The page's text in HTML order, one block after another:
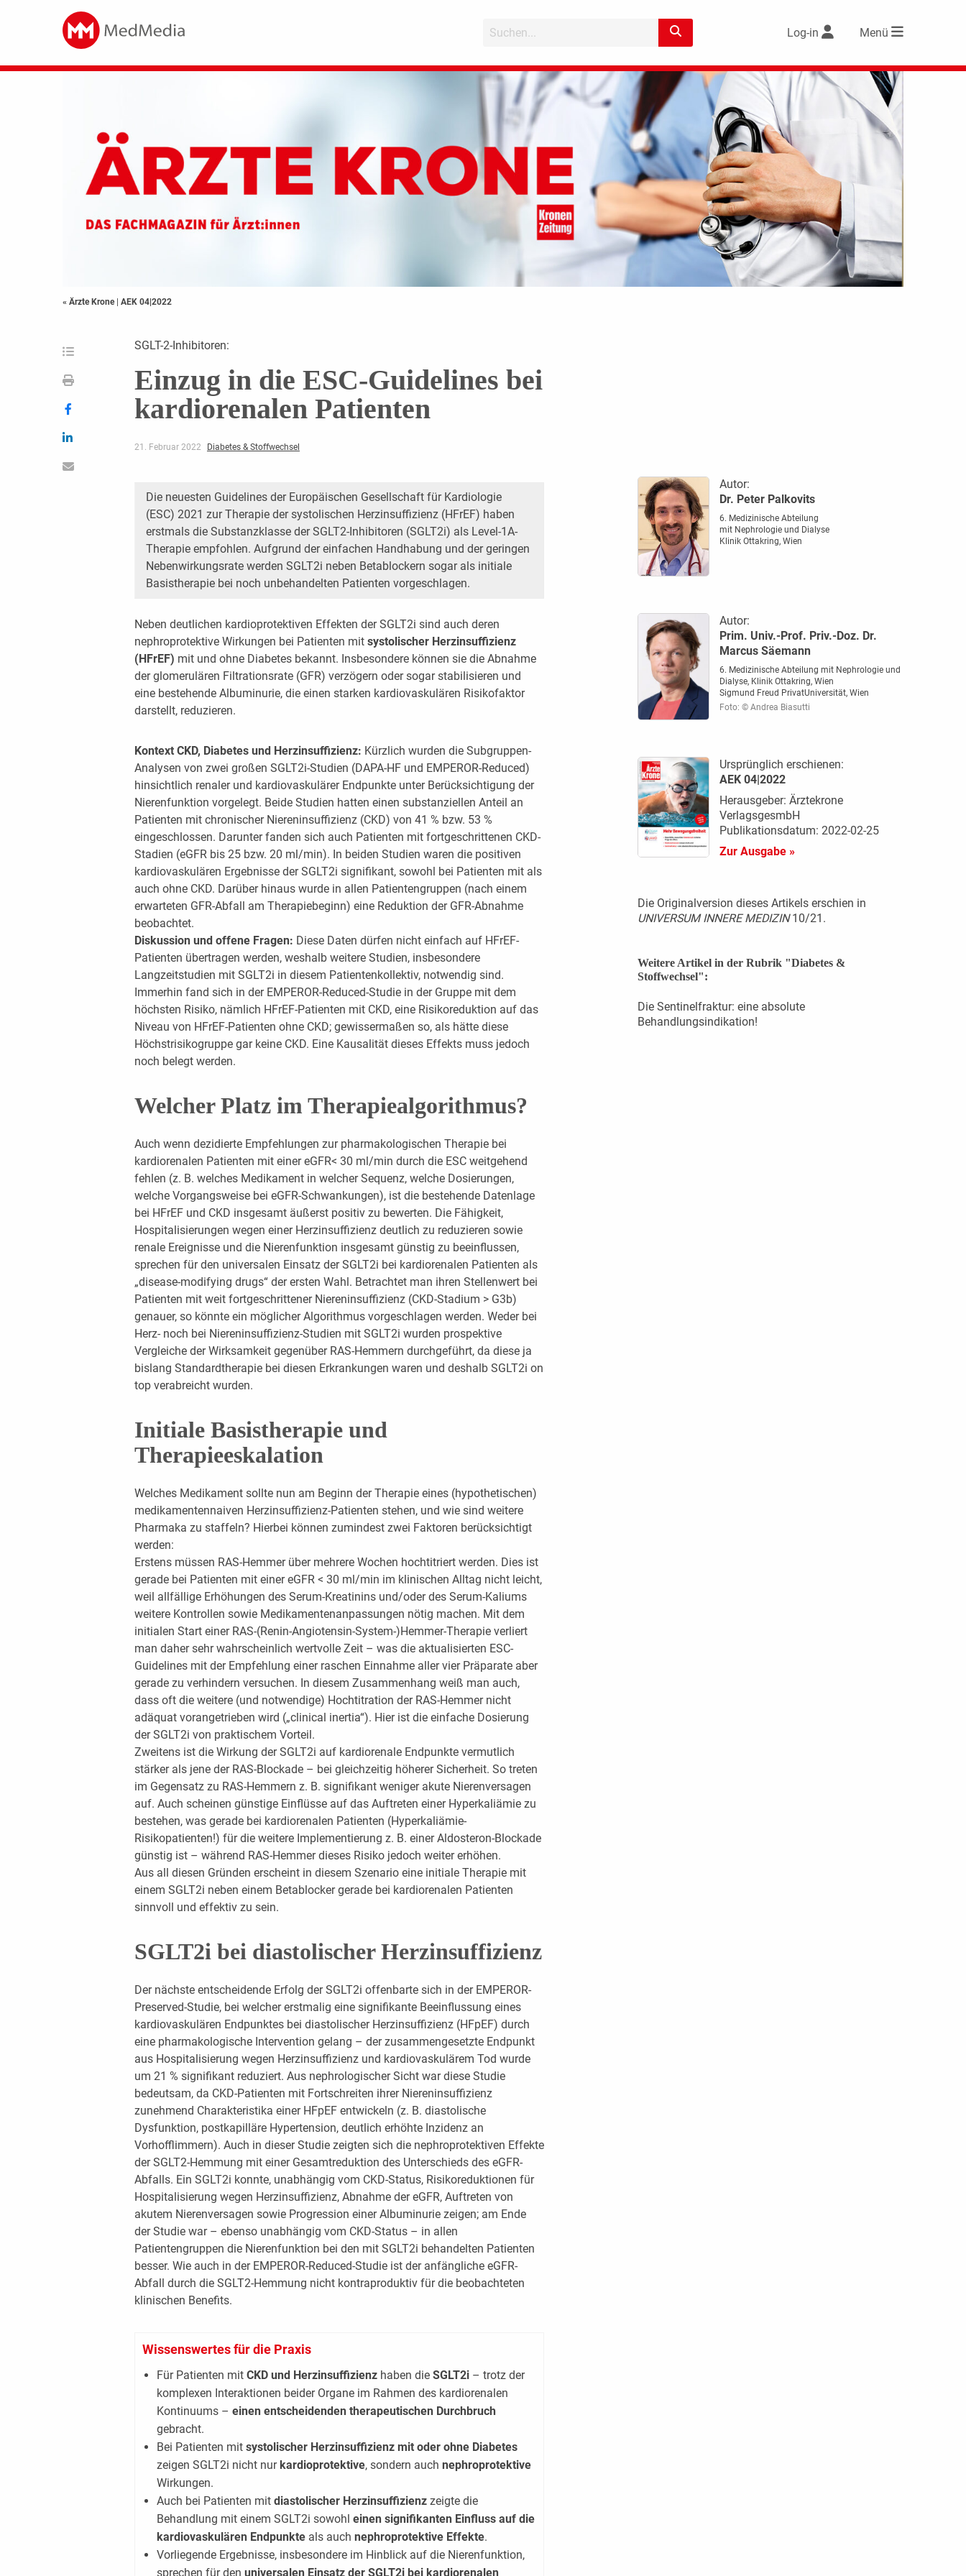
Log-in Menü
« Ärzte Krone | AEK 04|2022
SGLT-2-Inhibitoren:
Einzug in die ESC-Guidelines bei
kardiorenalen Patienten
21. Februar 2022 Diabetes & Stoffwechsel
Die neuesten Guidelines der Europäischen Gesellschaft für Kardiologie
(ESC) 2021 zur Therapie der systolischen Herzinsuffizienz (HFrEF) haben
erstmals die Substanzklasse der SGLT2-Inhibitoren (SGLT2i) als Level-1A-
Therapie empfohlen. Aufgrund der einfachen Handhabung und der geringen
Nebenwirkungsrate werden SGLT2i neben Betablockern sogar als initiale
Basistherapie bei noch unbehandelten Patienten vorgeschlagen.
Neben deutlichen kardioprotektiven Effekten der SGLT2i sind auch deren
nephroprotektive Wirkungen bei Patienten mit systolischer Herzinsuffizienz
(HFrEF) mit und ohne Diabetes bekannt. Insbesondere können sie die Abnahme
der glomerulären Filtrationsrate (GFR) verzögern oder sogar stabilisieren und
eine bestehende Albuminurie, die einen starken kardiovaskulären Risikofaktor
darstellt, reduzieren.
Kontext CKD, Diabetes und Herzinsuffizienz: Kürzlich wurden die Subgruppen-
Analysen von zwei großen SGLT2i-Studien (DAPA-HF und EMPEROR-Reduced)
hinsichtlich renaler und kardiovaskulärer Endpunkte unter Berücksichtigung der
Nierenfunktion vorgelegt. Beide Studien hatten einen substanziellen Anteil an
Patienten mit chronischer Niereninsuffizienz (CKD) von 41 % bzw. 53 %
eingeschlossen. Darunter fanden sich auch Patienten mit fortgeschrittenen CKD-
Stadien (eGFR bis 25 bzw. 20 ml/min). In beiden Studien waren die positiven
kardiovaskulären Ergebnisse der SGLT2i signifikant, sowohl bei Patienten mit als
auch ohne CKD. Darüber hinaus wurde in allen Patientengruppen (nach einem
erwarteten GFR-Abfall am Therapiebeginn) eine Reduktion der GFR-Abnahme
beobachtet.
Diskussion und offene Fragen: Diese Daten dürfen nicht einfach auf HFrEF-
Patienten übertragen werden, weshalb weitere Studien, insbesondere
Langzeitstudien mit SGLT2i in diesem Patientenkollektiv, notwendig sind.
Immerhin fand sich in der EMPEROR-Reduced-Studie in der Gruppe mit dem
höchsten Risiko, nämlich HFrEF-Patienten mit CKD, eine Risikoreduktion auf das
Niveau von HFrEF-Patienten ohne CKD; gewissermaßen so, als hätte diese
Höchstrisikogruppe gar keine CKD. Eine Kausalität dieses Effekts muss jedoch
noch belegt werden.
Welcher Platz im Therapiealgorithmus?
Auch wenn dezidierte Empfehlungen zur pharmakologischen Therapie bei
kardiorenalen Patienten mit einer eGFR< 30 ml/min durch die ESC weitgehend
fehlen (z. B. welches Medikament in welcher Sequenz, welche Dosierungen,
welche Vorgangsweise bei eGFR-Schwankungen), ist die bestehende Datenlage
bei HFrEF und CKD insgesamt äußerst positiv zu bewerten. Die Fähigkeit,
Hospitalisierungen wegen einer Herzinsuffizienz deutlich zu reduzieren sowie
renale Ereignisse und die Nierenfunktion insgesamt günstig zu beeinflussen,
sprechen für den universalen Einsatz der SGLT2i bei kardiorenalen Patienten als
„disease-modifying drugs“ der ersten Wahl. Betrachtet man ihren Stellenwert bei
Patienten mit weit fortgeschrittener Niereninsuffizienz (CKD-Stadium > G3b)
genauer, so könnte ein möglicher Algorithmus vorgeschlagen werden. Weder bei
Herz- noch bei Niereninsuffizienz-Studien mit SGLT2i wurden prospektive
Vergleiche der Wirksamkeit gegenüber RAS-Hemmern durchgeführt, da diese ja
bislang Standardtherapie bei diesen Erkrankungen waren und deshalb SGLT2i on
top verabreicht wurden.
Initiale Basistherapie und
Therapieeskalation
Welches Medikament sollte nun am Beginn der Therapie eines (hypothetischen)
medikamentennaiven Herzinsuffizienz-Patienten stehen, und wie sind weitere
Pharmaka zu staffeln? Hierbei können zumindest zwei Faktoren berücksichtigt
werden:
Erstens müssen RAS-Hemmer über mehrere Wochen hochtitriert werden. Dies ist
gerade bei Patienten mit einer eGFR < 30 ml/min im klinischen Alltag nicht leicht,
weil allfällige Erhöhungen des Serum-Kreatinins und/oder des Serum-Kaliums
weitere Kontrollen sowie Medikamentenanpassungen nötig machen. Mit dem
initialen Start einer RAS-(Renin-Angiotensin-System-)Hemmer-Therapie verliert
man daher sehr wahrscheinlich wertvolle Zeit – was die aktualisierten ESC-
Guidelines mit der Empfehlung einer raschen Einnahme aller vier Präparate aber
gerade zu verhindern versuchen. In diesem Zusammenhang weiß man auch,
dass oft die weitere (und notwendige) Hochtitration der RAS-Hemmer nicht
adäquat vorangetrieben wird („clinical inertia“). Hier ist die einfache Dosierung
der SGLT2i von praktischem Vorteil.
Zweitens ist die Wirkung der SGLT2i auf kardiorenale Endpunkte vermutlich
stärker als jene der RAS-Blockade – bei gleichzeitig höherer Sicherheit. So treten
im Gegensatz zu RAS-Hemmern z. B. signifikant weniger akute Nierenversagen
auf. Auch scheinen günstige Einflüsse auf das Auftreten einer Hyperkaliämie zu
bestehen, was gerade bei kardiorenalen Patienten (Hyperkaliämie-
Risikopatienten!) für die weitere Implementierung z. B. einer Aldosteron-Blockade
günstig ist – während RAS-Hemmer dieses Risiko jedoch weiter erhöhen.
Aus all diesen Gründen erscheint in diesem Szenario eine initiale Therapie mit
einem SGLT2i neben einem Betablocker gerade bei kardiorenalen Patienten
sinnvoll und effektiv zu sein.
SGLT2i bei diastolischer Herzinsuffizienz
Der nächste entscheidende Erfolg der SGLT2i offenbarte sich in der EMPEROR-
Preserved-Studie, bei welcher erstmalig eine signifikante Beeinflussung eines
kardiovaskulären Endpunktes bei diastolischer Herzinsuffizienz (HFpEF) durch
eine pharmakologische Intervention gelang – der zusammengesetzte Endpunkt
aus Hospitalisierung wegen Herzinsuffizienz und kardiovaskulärem Tod wurde
um 21 % signifikant reduziert. Aus nephrologischer Sicht war diese Studie
bedeutsam, da CKD-Patienten mit Fortschreiten ihrer Niereninsuffizienz
zunehmend Charakteristika einer HFpEF entwickeln (z. B. diastolische
Dysfunktion, postkapilläre Hypertension, deutlich erhöhte Inzidenz an
Vorhofflimmern). Auch in dieser Studie zeigten sich die nephroprotektiven Effekte
der SGLT2-Hemmung mit einer Gesamtreduktion des Unterschieds des eGFR-
Abfalls. Ein SGLT2i konnte, unabhängig vom CKD-Status, Risikoreduktionen für
Hospitalisierung wegen Herzinsuffizienz, Abnahme der eGFR, Auftreten von
akutem Nierenversagen sowie Progression einer Albuminurie zeigen; am Ende
der Studie war – ebenso unabhängig vom CKD-Status – in allen
Patientengruppen die Nierenfunktion bei den mit SGLT2i behandelten Patienten
besser. Wie auch in der EMPEROR-Reduced-Studie ist der anfängliche eGFR-
Abfall durch die SGLT2-Hemmung nicht kontraproduktiv für die beobachteten
klinischen Benefits.
Wissenswertes für die Praxis
Für Patienten mit CKD und Herzinsuffizienzhaben die SGLT2i– trotz der
komplexen Interaktionen beider Organe im Rahmen des kardiorenalen
Kontinuums – einen entscheidenden therapeutischen Durchbruch
gebracht.
Bei Patienten mit systolischer Herzinsuffizienz mit oder ohne Diabetes
zeigen SGLT2i nicht nurkardioprotektive, sondern auch nephroprotektive
Wirkungen.
Auch bei Patienten mit diastolischer Herzinsuffizienzzeigte die
Behandlung mit einem SGLT2i sowohl einen signifikanten Einfluss auf die
kardiovaskulären Endpunkteals auch nephroprotektive Effekte.
Vorliegende Ergebnisse, insbesondere im Hinblick auf die Nierenfunktion,
sprechen für den universalen Einsatz der SGLT2i bei kardiorenalen
Autor:
Dr. Peter Palkovits
6. Medizinische Abteilung
mit Nephrologie und Dialyse
Klinik Ottakring, Wien
Autor:
Prim. Univ.-Prof. Priv.-Doz. Dr.
Marcus Säemann
6. Medizinische Abteilung mit Nephrologie und
Dialyse, Klinik Ottakring, Wien
Sigmund Freud PrivatUniversität, Wien
Foto: © Andrea Biasutti
Ursprünglich erschienen:
AEK 04|2022
Herausgeber: Ärztekrone
VerlagsgesmbH
Publikationsdatum: 2022-02-25
Zur Ausgabe »
Die Originalversion dieses Artikels erschien in
UNIVERSUM INNERE MEDIZIN10/21.
Weitere Artikel in der Rubrik "Diabetes &
Stoffwechsel":
Die Sentinelfraktur: eine absolute
Behandlungsindikation!